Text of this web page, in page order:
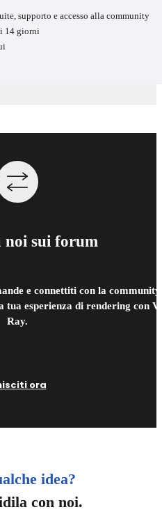
supporto e accesso alla community
14 giorni
noi sui forum
e connettiti con la community
tua esperienza di rendering con V-
Ray.
ora
idea?
con noi.